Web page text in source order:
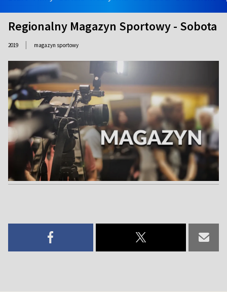
Regionalny Magazyn Sportowy - Sobota
2019 | magazyn sportowy